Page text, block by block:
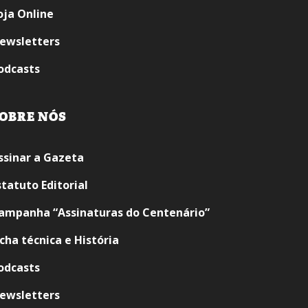
Online
NÓS
a Gazeta
Editorial
“Assinaturas do Centenário”
técnica e História